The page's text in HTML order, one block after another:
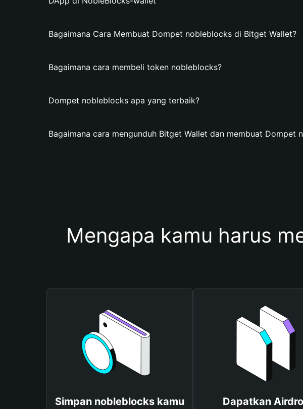
Bagaimana Cara Membuat Dompet nobleblocks di Bitget Wallet?
Bagaimana cara membeli token nobleblocks?
Dompet nobleblocks apa yang terbaik?
Bagaimana cara mengunduh Bitget Wallet dan membuat Dompet
Mengapa kamu harus
Simpan nobleblocks kamu
Dapatkan